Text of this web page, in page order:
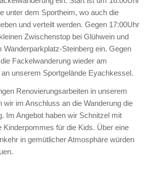
unter dem Sportheim, wo auch die
und verteilt werden. Gegen 17:00Uhr
Zwischenstop bei Glühwein und
Wanderparkplatz-Steinberg ein. Gegen
Fackelwanderung wieder am
unserem Sportgelände Eyachkessel.
Renovierungsarbeiten in unserem
wir im Anschluss an die Wanderung die
Im Angebot haben wir Schnitzel mit
Kinderpommes für die Kids. Über eine
in gemütlicher Atmosphäre würden